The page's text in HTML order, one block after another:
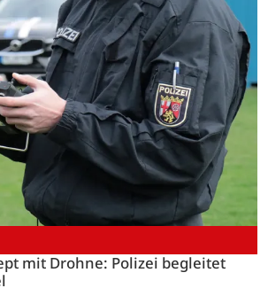
mit Drohne: Polizei begleitet